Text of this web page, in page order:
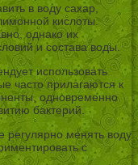
в воду сахар,
кислоты.
однако их
и состава воды.
использовать
часто прилагаются к
одновременно
бактерий.
регулярно менять воду
с